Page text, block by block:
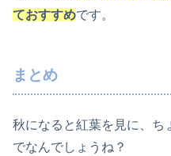
ておすすめです。
まとめ
秋になると紅葉を見に、ち
でなんでしょうね？